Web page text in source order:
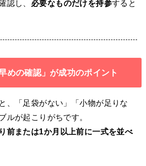
認し、 必要なものだけを持参すると
めの確認」が成功のポイント
、「足袋がない」「小物が足りな
ルが起こりがちです。
前または1か月以上前に一式を並べ